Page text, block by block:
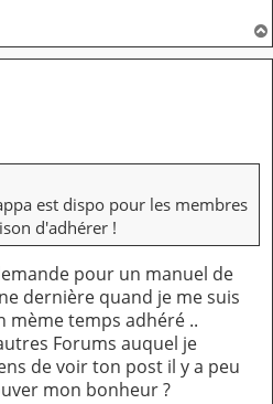
est dispo pour les membres
d'adhérer !
pour un manuel de
dernière quand je me suis
mème temps adhéré ..
Forums auquel je
de voir ton post il y a peu
mon bonheur ?